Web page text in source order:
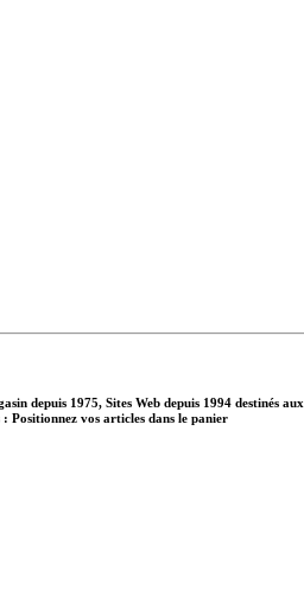
depuis 1975, Sites Web depuis 1994 destinés aux
: Positionnez vos articles dans le panier